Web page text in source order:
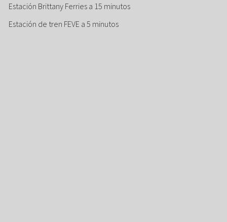
Estación Brittany Ferries a 15 minutos
Estación de tren FEVE a 5 minutos